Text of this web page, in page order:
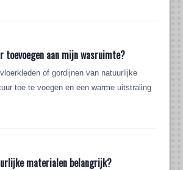
toevoegen aan mijn wasruimte?
of gordijnen van natuurlijke
toe te voegen en een warme uitstraling
materialen belangrijk?